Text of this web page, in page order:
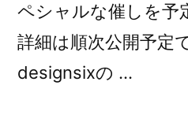
ペシャルな催しを予
詳細は順次公開予定
designsixの …